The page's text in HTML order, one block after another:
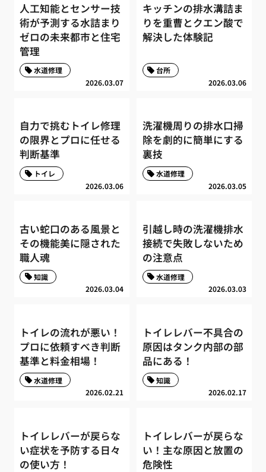
人工知能とセンサー技
術が予測する水詰まり
ゼロの未来都市と住宅
管理
2026.03.07
水道修理
キッチンの排水溝詰ま
りを重曹とクエン酸で
解決した体験記
2026.03.06
台所
自力で挑むトイレ修理
の限界とプロに任せる
判断基準
2026.03.06
トイレ
洗濯機周りの排水口掃
除を劇的に簡単にする
裏技
2026.03.05
水道修理
古い蛇口のある風景と
その機能美に隠された
職人魂
2026.03.04
知識
引越し時の洗濯機排水
接続で失敗しないため
の注意点
2026.03.03
水道修理
トイレの流れが悪い！
プロに依頼すべき判断
基準と料金相場！
2026.02.21
水道修理
トイレレバー不具合の
原因はタンク内部の部
品にある！
2026.02.17
知識
トイレレバーが戻らな
い症状を予防する日々
の使い方！
トイレレバーが戻らな
い！主な原因と放置の
危険性